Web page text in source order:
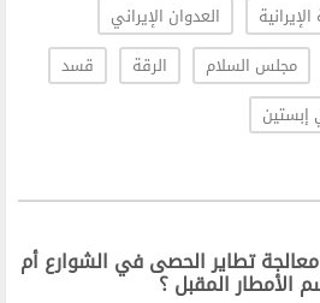
العدوان الإيراني
مجلس السلام الرقة
قسد
إبستين
تطاير الحصى في الشوارع أم
المقبل ؟